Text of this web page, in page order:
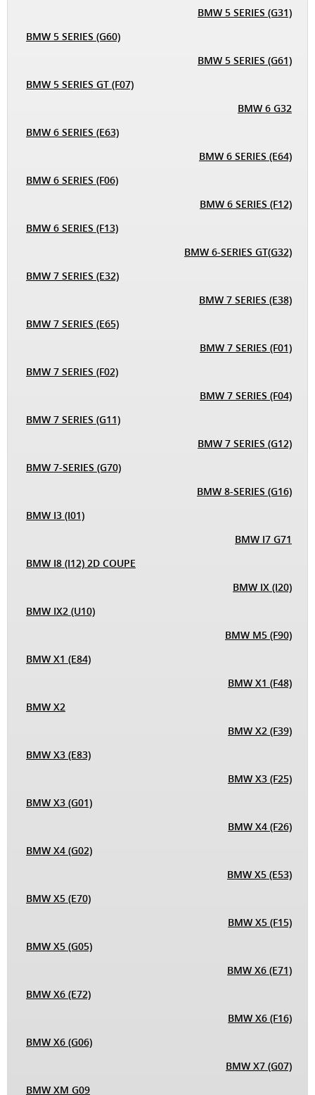
BMW 5 SERIES (G31)
BMW 5 SERIES (G60)
BMW 5 SERIES (G61)
BMW 5 SERIES GT (F07)
BMW 6 G32
BMW 6 SERIES (E63)
BMW 6 SERIES (E64)
BMW 6 SERIES (F06)
BMW 6 SERIES (F12)
BMW 6 SERIES (F13)
BMW 6-SERIES GT(G32)
BMW 7 SERIES (E32)
BMW 7 SERIES (E38)
BMW 7 SERIES (E65)
BMW 7 SERIES (F01)
BMW 7 SERIES (F02)
BMW 7 SERIES (F04)
BMW 7 SERIES (G11)
BMW 7 SERIES (G12)
BMW 7-SERIES (G70)
BMW 8-SERIES (G16)
BMW I3 (I01)
BMW I7 G71
BMW I8 (I12) 2D COUPE
BMW IX (I20)
BMW IX2 (U10)
BMW M5 (F90)
BMW X1 (E84)
BMW X1 (F48)
BMW X2
BMW X2 (F39)
BMW X3 (E83)
BMW X3 (F25)
BMW X3 (G01)
BMW X4 (F26)
BMW X4 (G02)
BMW X5 (E53)
BMW X5 (E70)
BMW X5 (F15)
BMW X5 (G05)
BMW X6 (E71)
BMW X6 (E72)
BMW X6 (F16)
BMW X6 (G06)
BMW X7 (G07)
BMW XM G09